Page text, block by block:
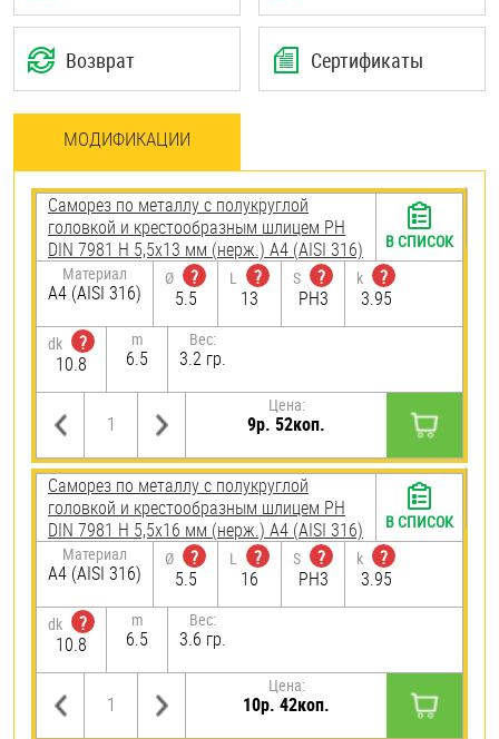
Возврат Сертификаты
МОДИФИКАЦИИ
Саморез по металлу с полукруглой
головкой и крестообразным шлицем PH
DIN 7981 H 5,5х13 мм (нерж.) A4 (AISI 316)
Материал
A4 (AISI 316)
Ø
?
5.5
L
?
13
S
?
PH3
k
?
3.95
dk
?
10.8
m
6.5
Вес:
3.2 гр.
Цена:
9р. 52коп.
В СПИСОК
Саморез по металлу с полукруглой
головкой и крестообразным шлицем PH
DIN 7981 H 5,5х16 мм (нерж.) A4 (AISI 316)
Материал
A4 (AISI 316)
Ø
?
5.5
L
?
16
S
?
PH3
k
?
3.95
dk
?
10.8
m
6.5
Вес:
3.6 гр.
Цена:
10р. 42коп.
В СПИСОК